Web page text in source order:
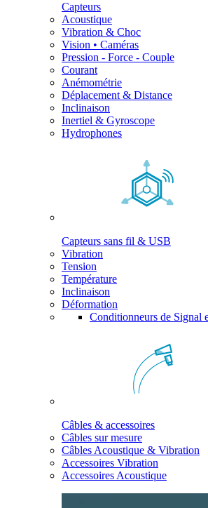
Capteurs
Acoustique
Vibration & Choc
Vision • Caméras
Pression - Force - Couple
Courant
Anémométrie
Déplacement & Distance
Inclinaison
Inertiel & Gyroscope
Hydrophones
Capteurs sans fil & USB
Vibration
Tension
Température
Inclinaison
Déformation
Conditionneurs de Signal
Câbles & accessoires
Câbles sur mesure
Câbles Acoustique & Vibration
Accessoires Vibration
Accessoires Acoustique